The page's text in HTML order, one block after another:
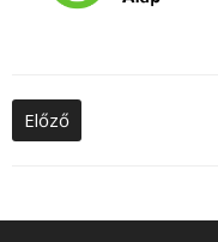
Előző